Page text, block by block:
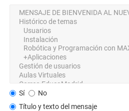
Sí
No
Título y texto del mensaje